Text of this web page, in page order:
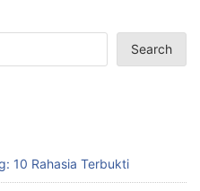
Search
10 Rahasia Terbukti